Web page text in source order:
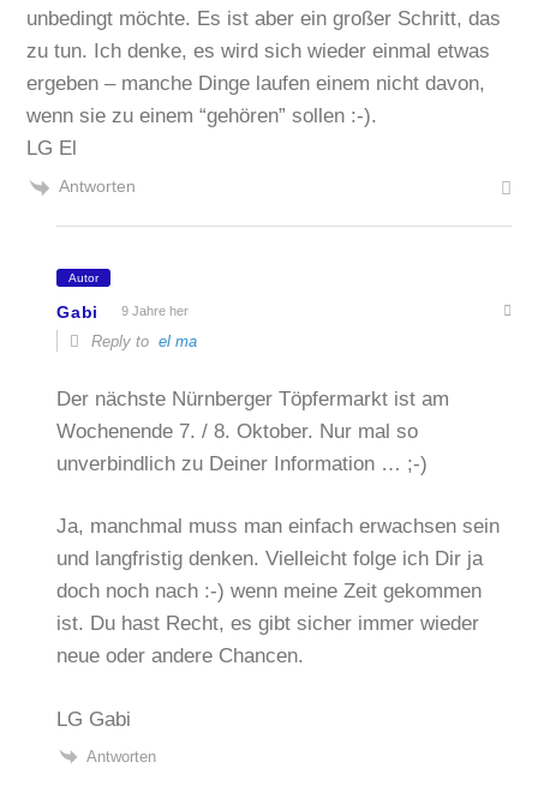
unbedingt möchte. Es ist aber ein großer Schritt, das
zu tun. Ich denke, es wird sich wieder einmal etwas
ergeben – manche Dinge laufen einem nicht davon,
wenn sie zu einem “gehören” sollen :-).
LG El
Antworten
Autor
Gabi 9 Jahre her
Reply toel ma
Der nächste Nürnberger Töpfermarkt ist am
Wochenende 7. / 8. Oktober. Nur mal so
unverbindlich zu Deiner Information … ;-)
Ja, manchmal muss man einfach erwachsen sein
und langfristig denken. Vielleicht folge ich Dir ja
doch noch nach :-) wenn meine Zeit gekommen
ist. Du hast Recht, es gibt sicher immer wieder
neue oder andere Chancen.
LG Gabi
Antworten